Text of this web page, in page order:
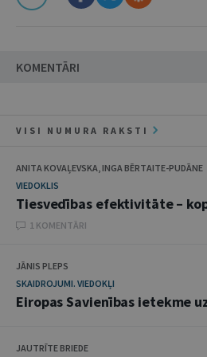
KOMENTĀRI
VISI NUMURA RAKSTI
ANITA KOVAĻEVSKA, INGA BĒRTAITE-PUDĀNE
VIEDOKLIS
Tiesvedības efektivitāte –
1 KOMENTĀRI
JĀNIS PLEPS
SKAIDROJUMI. VIEDOKĻI
Eiropas Savienības ietekme
JAUTRĪTE BRIEDE